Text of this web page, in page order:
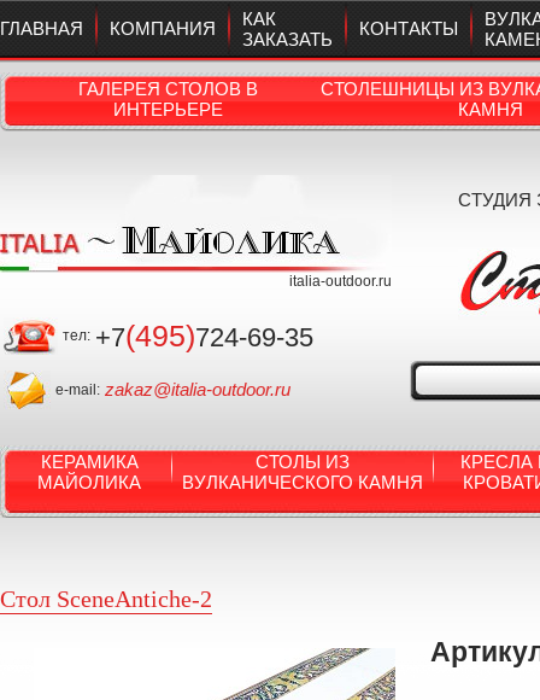
ГЛАВНАЯ КОМПАНИЯ
КАК
ЗАКАЗАТЬ
КОНТАКТЫ
ГАЛЕРЕЯ СТОЛОВ В
ИНТЕРЬЕРЕ
СТОЛЕШНИЦЫ ИЗ
КАМНЯ
italia-outdoor.ru
тел: +7(495)724-69-35
e-mail: zakaz@italia-outdoor.ru
СТУДИЯ
КЕРАМИКА
МАЙОЛИКА
СТОЛЫ ИЗ
ВУЛКАНИЧЕСКОГО КАМНЯ
КРЕСЛА
Стол SceneAntiche-2